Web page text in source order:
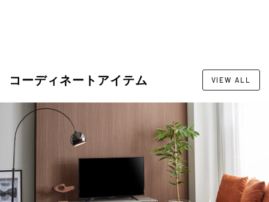
コーディネートアイテム VIEW ALL